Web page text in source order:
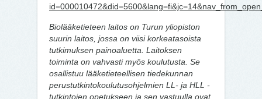
Biolääketieteen laitos on Turun yliopiston
suurin laitos, jossa on viisi korkeatasoista
tutkimuksen painoaluetta. Laitoksen
toiminta on vahvasti myös koulutusta. Se
osallistuu lääketieteellisen tiedekunnan
perustutkintokoulutusohjelmien LL- ja HLL -
tutkintojen opetukseen ja sen vastuulla ovat